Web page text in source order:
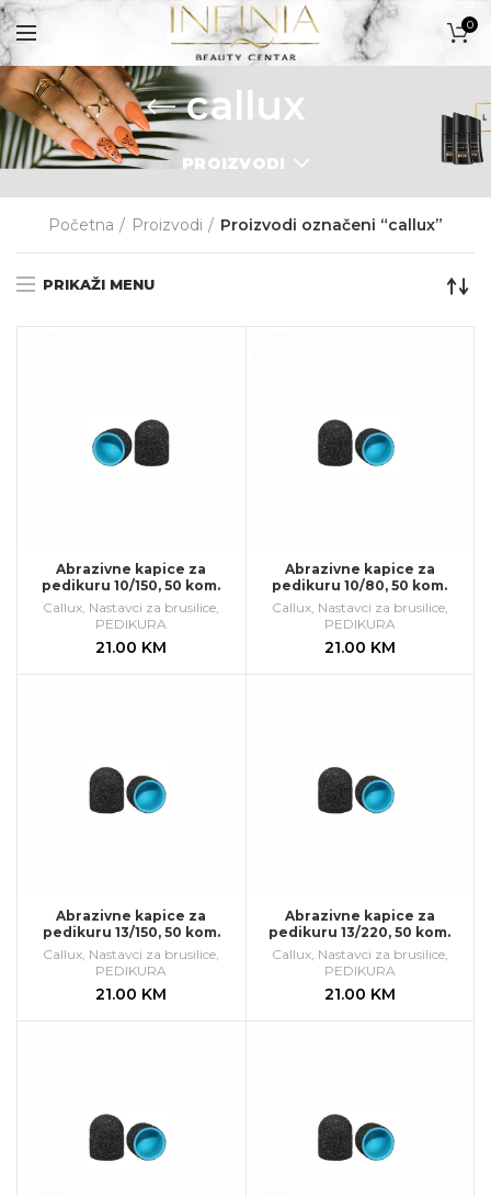
0
callux
PROIZVODI
Početna Proizvodi Proizvodi označeni “callux”
PRIKAŽI MENU
Abrazivne kapice za
pedikuru 10/150, 50 kom.
Callux Nastavci za brusilice
PEDIKURA
21.00 KM
Abrazivne kapice za
pedikuru 10/80, 50 kom.
Callux, Nastavci za brusilice,
PEDIKURA
21.00 KM
Abrazivne kapice za
pedikuru 13/150, 50 kom.
Callux, Nastavci za brusilice,
PEDIKURA
21.00 KM
Abrazivne kapice za
pedikuru 13/220, 50 kom.
Callux, Nastavci za brusilice,
PEDIKURA
21.00 KM
PROIZVODI